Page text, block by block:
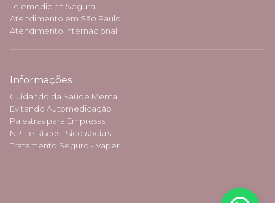
Telemedicina Segura
Atendimento em São Paulo
Atendimento Internacional
Informações
Cuidando da Saúde Mental
Evitando Automedicação
Palestras para Empresas
NR-1 e Riscos Psicossociais
Tratamento Seguro - Vaper